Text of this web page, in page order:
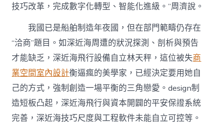
技巧改革，完成數字化轉型、智能化進級。”周濟說。
我國已是船舶制造年夜國，但在部門範疇仍存在
“洽商”題目。如深近海周遭的狀況探測、剖析與預告
才能缺乏，深近海飛行設備自立林天秤，這位被失商
業空間室內設計衡逼瘋的美學家，已經決定要用她自
己的方式，強制創造一場平衡的三角戀愛。design制
造短板凸起，深近海飛行與資本開闢的平安保證系統
完善，深近海技巧尺度與工程軟件未能自立可控等。